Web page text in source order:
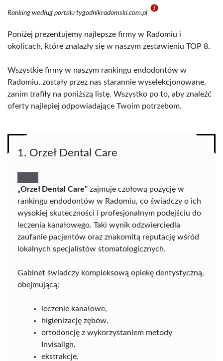
Ranking według portalu tygodnikradomski.com.pl
Poniżej prezentujemy najlepsze firmy w Radomiu i
okolicach, które znalazły się w naszym zestawieniu TOP 8.
Wszystkie firmy w naszym rankingu endodontów w
Radomiu, zostały przez nas starannie wyselekcjonowane,
zanim trafiły na poniższą listę. Wszystko po to, aby znaleźć
oferty najlepiej odpowiadające Twoim potrzebom.
1. Orzeł Dental Care
„Orzeł Dental Care” zajmuje czołową pozycję w
rankingu endodontów w Radomiu, co świadczy o ich
wysokiej skuteczności i profesjonalnym podejściu do
leczenia kanałowego. Taki wynik odzwierciedla
zaufanie pacjentów oraz znakomitą reputację wśród
lokalnych specjalistów stomatologicznych.
Gabinet świadczy kompleksową opiekę dentystyczną,
obejmującą:
leczenie kanałowe,
higienizację zębów,
ortodoncję z wykorzystaniem metody
Invisalign,
ekstrakcje.